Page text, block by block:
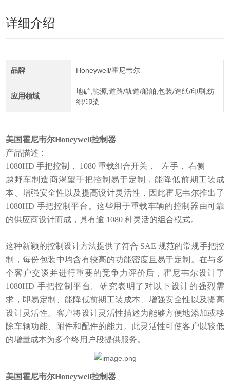
详细介绍
品牌 Honeywell/霍尼韦尔
应用领域
地矿,能源,道路/轨道/船舶,包装/造纸/印刷,纺
织/印染
美国霍尼韦尔Honeywell控制器
产品描述：
1080HD 手把控制， 1080 重载组合开关， 左手， 右侧
越野车制造商渴望手把控制易于定制，能降低前期工装成
本、增强安全性以及提高设计灵活性，因此霍尼韦尔推出了
1080HD 手把控制平台。这些用于重载车辆的控制器由可靠
的供应商设计而成，具有逾 1080 种灵活的组合模式。
这种新颖的控制设计方法提供了符合 SAE 规范的常规手把控
制，每份包装中均含有较高的功能密度且易于定制。在与多
个客户交谈并进行重要的竞争力评价后，霍尼韦尔设计了
1080HD 手把控制平台。研究表明了对以下设计的强烈需
求，即易定制、能降低前期工装成本、增强安全性以及提高
设计灵活性。客户将设计灵活性描述为能够方便地添加或移
除车辆功能、附件和配件的能力。此灵活性可使客户以较低
的增量成本为多个终用户段提供服务。
美国霍尼韦尔Honeywell控制器